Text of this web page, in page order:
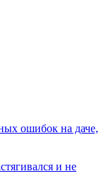
ошибок на даче,
и не